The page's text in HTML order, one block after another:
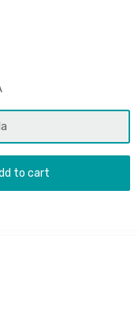
to cart